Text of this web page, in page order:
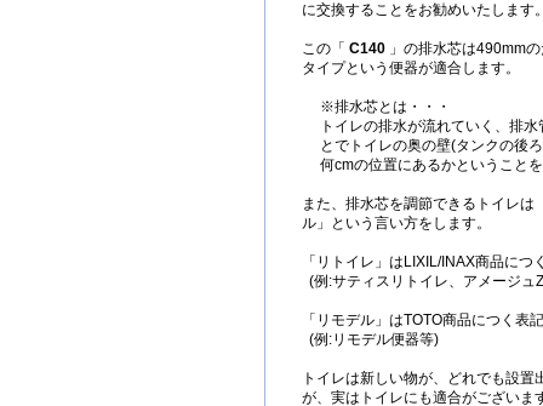
に交換することをお勧めいたします
この「 C140 」の排水芯は490mm
タイプという便器が適合します。
※排水芯とは・・・
トイレの排水が流れていく、排
とでトイレの奥の壁(タンクの後
何cmの位置にあるかということ
また、排水芯を調節できるトイレは
ル」という言い方をします。
「リトイレ」はLIXIL/INAX商品につ
(例:サティスリトイレ、アメージュ
「リモデル」はTOTO商品につく表記
(例:リモデル便器等)
トイレは新しい物が、どれでも設置
が、実はトイレにも適合がございま